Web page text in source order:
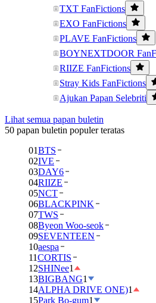
TXT FanFictions
EXO FanFictions
PLAVE FanFictions
BOYNEXTDOOR
RIIZE FanFictions
Stray Kids FanFictions
Ajukan Papan Selebriti
Lihat semua papan buletin
50 papan buletin populer teratas
01BTS
02IVE
03DAY6
04RIIZE
05NCT
06BLACKPINK
07TWS
08Byeon Woo-seok
09SEVENTEEN
10aespa
11CORTIS
12SHINee1
13BIGBANG1
14ALPHA DRIVE ONE)1
15Park Bo-gum1